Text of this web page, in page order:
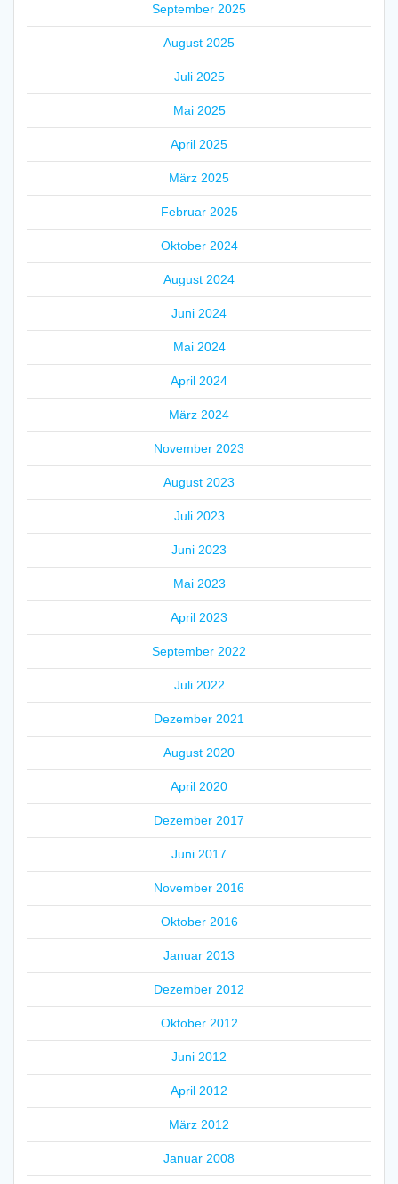
September 2025
August 2025
Juli 2025
Mai 2025
April 2025
März 2025
Februar 2025
Oktober 2024
August 2024
Juni 2024
Mai 2024
April 2024
März 2024
November 2023
August 2023
Juli 2023
Juni 2023
Mai 2023
April 2023
September 2022
Juli 2022
Dezember 2021
August 2020
April 2020
Dezember 2017
Juni 2017
November 2016
Oktober 2016
Januar 2013
Dezember 2012
Oktober 2012
Juni 2012
April 2012
März 2012
Januar 2008